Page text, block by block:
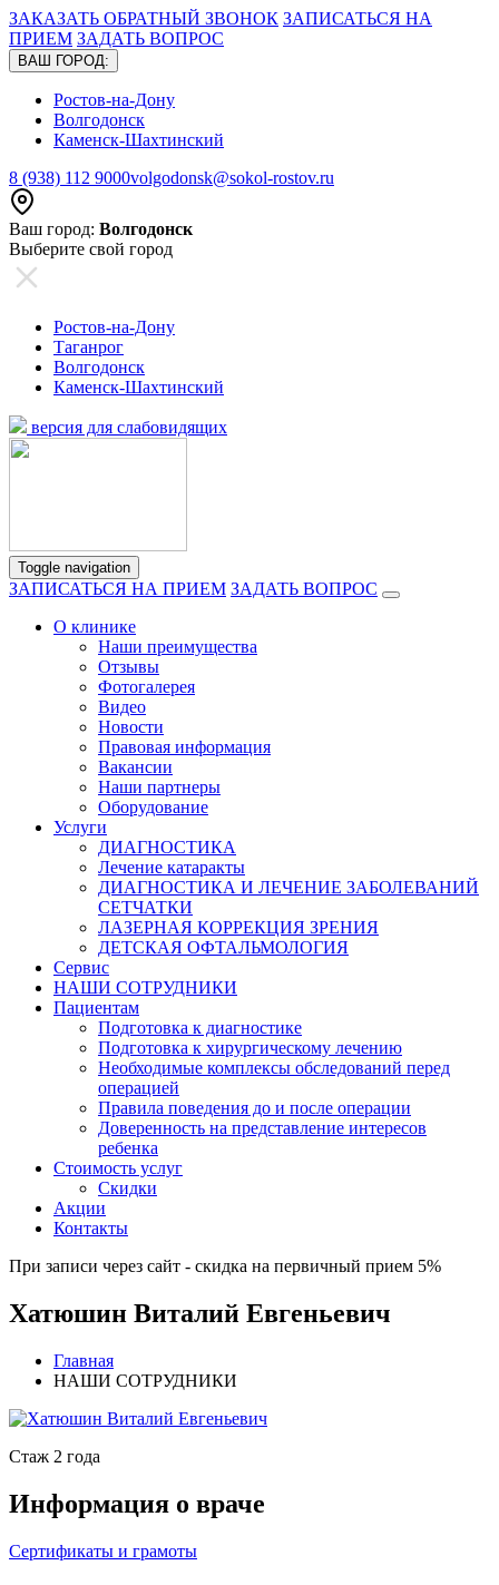
ЗАКАЗАТЬ ОБРАТНЫЙ ЗВОНОК ЗАПИСАТЬСЯ НА
ПРИЕМ ЗАДАТЬ ВОПРОС
ВАШ ГОРОД:
Ростов-на-Дону
Волгодонск
Каменск-Шахтинский
8 (938) 112 9000volgodonsk@sokol-rostov.ru
Ваш город: Волгодонск
Выберите свой город
Ростов-на-Дону
Таганрог
Волгодонск
Каменск-Шахтинский
версия для слабовидящих
Toggle navigation
ЗАПИСАТЬСЯ НА ПРИЕМ ЗАДАТЬ ВОПРОС
О клинике
Наши преимущества
Отзывы
Фотогалерея
Видео
Новости
Правовая информация
Вакансии
Наши партнеры
Оборудование
Услуги
ДИАГНОСТИКА
Лечение катаракты
ДИАГНОСТИКА И ЛЕЧЕНИЕ ЗАБОЛЕВАНИЙ
СЕТЧАТКИ
ЛАЗЕРНАЯ КОРРЕКЦИЯ ЗРЕНИЯ
ДЕТСКАЯ ОФТАЛЬМОЛОГИЯ
Сервис
НАШИ СОТРУДНИКИ
Пациентам
Подготовка к диагностике
Подготовка к хирургическому лечению
Необходимые комплексы обследований перед
операцией
Правила поведения до и после операции
Доверенность на представление интересов
ребенка
Стоимость услуг
Скидки
Акции
Контакты
При записи через сайт - скидка на первичный прием 5%
Хатюшин Виталий Евгеньевич
Главная
НАШИ СОТРУДНИКИ
Стаж 2 года
Информация о враче
Сертификаты и грамоты